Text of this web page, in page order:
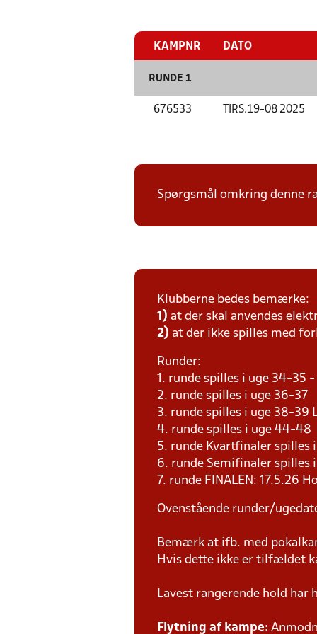
KAMPNR DATO
RUNDE 1
676533 TIRS.19-08 2025
Spørgsmål omkring denne
Klubberne bedes bemærke:
1) at der skal anvendes
2) at der ikke spilles med
Runder:
1. runde spilles i uge 34-35
2. runde spilles i uge 36-37
3. runde spilles i uge 38-39
4. runde spilles i uge 44-48
5. runde Kvartfinaler spilles
6. runde Semifinaler spilles
7. runde FINALEN: 17.5.26
Ovenstående runder/
Bemærk at ifb. med
Hvis dette ikke er tilfældet
Lavest rangerende hold
Flytning af kampe: